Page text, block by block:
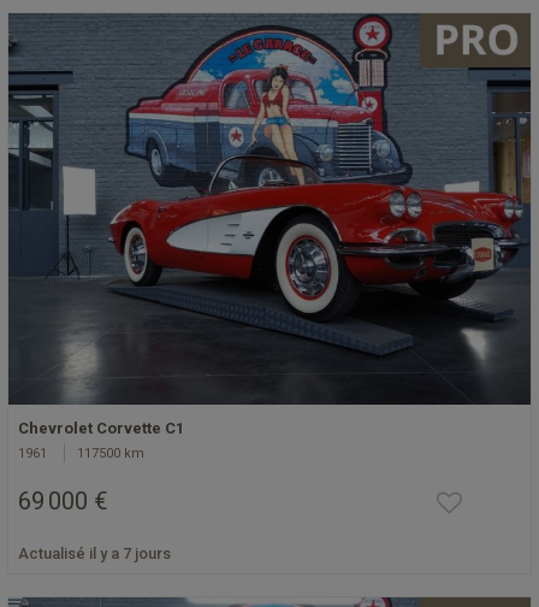
Chevrolet Corvette C1
1961 117500 km
69 000 €
Actualisé il y a 7 jours